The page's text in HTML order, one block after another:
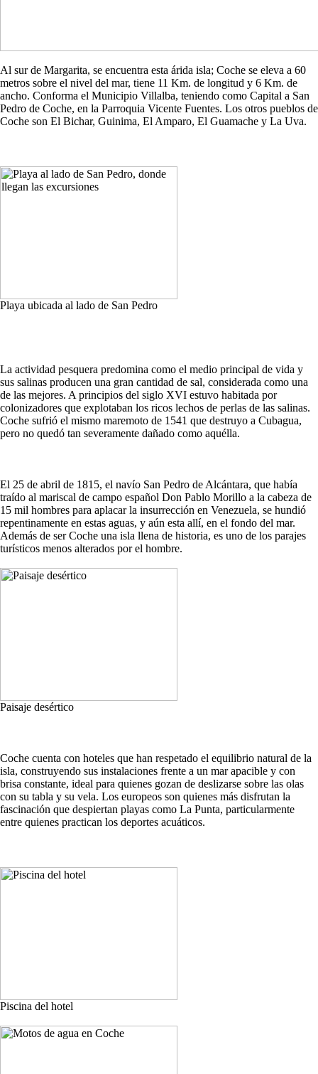
Al sur de Margarita, se encuentra esta árida isla; Coche se eleva a 60
metros sobre el nivel del mar, tiene 11 Km. de longitud y 6 Km. de
ancho. Conforma el Municipio Villalba, teniendo como Capital a San
Pedro de Coche, en la Parroquia Vicente Fuentes. Los otros pueblos de
Coche son El Bichar, Guinima, El Amparo, El Guamache y La Uva.
Playa ubicada al lado de San Pedro
La actividad pesquera predomina como el medio principal de vida y
sus salinas producen una gran cantidad de sal, considerada como una
de las mejores. A principios del siglo XVI estuvo habitada por
colonizadores que explotaban los ricos lechos de perlas de las salinas.
Coche sufrió el mismo maremoto de 1541 que destruyo a Cubagua,
pero no quedó tan severamente dañado como aquélla.
El 25 de abril de 1815, el navío San Pedro de Alcántara, que había
traído al mariscal de campo español Don Pablo Morillo a la cabeza de
15 mil hombres para aplacar la insurrección en Venezuela, se hundió
repentinamente en estas aguas, y aún esta allí, en el fondo del mar.
Además de ser Coche una isla llena de historia, es uno de los parajes
turísticos menos alterados por el hombre.
Paisaje desértico
Coche cuenta con hoteles que han respetado el equilibrio natural de la
isla, construyendo sus instalaciones frente a un mar apacible y con
brisa constante, ideal para quienes gozan de deslizarse sobre las olas
con su tabla y su vela. Los europeos son quienes más disfrutan la
fascinación que despiertan playas como La Punta, particularmente
entre quienes practican los deportes acuáticos.
Piscina del hotel